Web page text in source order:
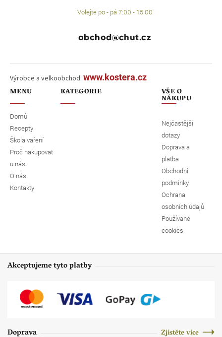
Volejte po - pá 7:00 - 15:00
obchod@chut.cz
Výrobce a velkoobchod: www.kostera.cz
MENU
Domů
Recepty
Škola vaření
Proč nakupovat
u nás
O nás
Kontakty
KATEGORIE VŠE O
NÁKUPU
Nejčastější
dotazy
Doprava a
platba
Obchodní
podmínky
Ochrana
osobních údajů
Používané
cookies
Akceptujeme tyto platby
Doprava Zjistěte více